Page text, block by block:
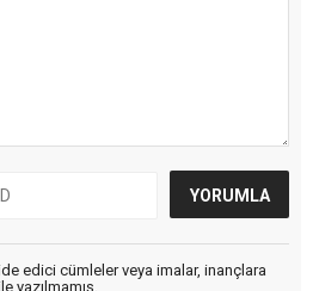
edici cümleler veya imalar, inançlara
yazılmamış,